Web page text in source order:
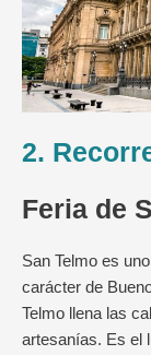
2.
Feria de
San Telmo es
carácter de
Telmo llena las
artesanías. Es el